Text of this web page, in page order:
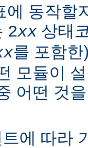
에 동작할
2xx 상태
를 포함
모듈이
어떤 것
에 따라